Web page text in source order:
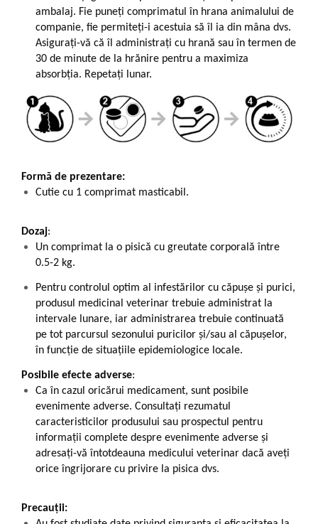
ambalaj. Fie puneți comprimatul în hrana animalului de
companie, fie permiteți-i acestuia să îl ia din mâna dvs.
Asigurați-vă că îl administrați cu hrană sau în termen de
30 de minute de la hrănire pentru a maximiza
absorbția. Repetați lunar.
Formă de prezentare:
Cutie cu 1 comprimat masticabil.
Dozaj:
Un comprimat la o pisică cu greutate corporală între
0.5-2 kg.
Pentru controlul optim al infestărilor cu căpușe și purici,
produsul medicinal veterinar trebuie administrat la
intervale lunare, iar administrarea trebuie continuată
pe tot parcursul sezonului puricilor și/sau al căpușelor,
în funcție de situațiile epidemiologice locale.
Posibile efecte adverse:
Ca în cazul oricărui medicament, sunt posibile
evenimente adverse. Consultați rezumatul
caracteristicilor produsului sau prospectul pentru
informații complete despre evenimente adverse și
adresați-vă întotdeauna medicului veterinar dacă aveți
orice îngrijorare cu privire la pisica dvs.
Precauții: